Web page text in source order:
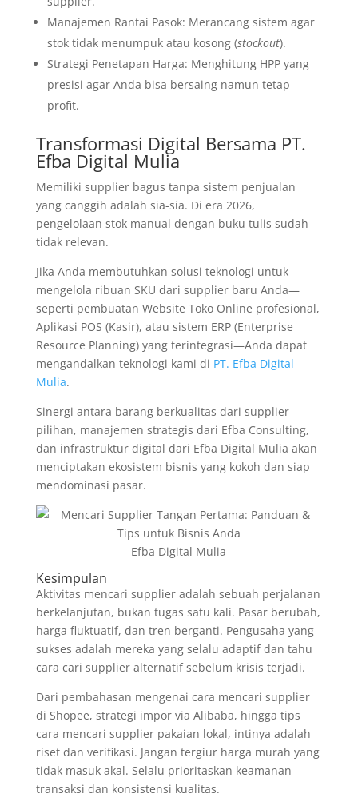
Manajemen Rantai Pasok: Merancang sistem agar
stok tidak menumpuk atau kosong (stockout).
Strategi Penetapan Harga: Menghitung HPP yang
presisi agar Anda bisa bersaing namun tetap
profit.
Transformasi Digital Bersama PT.
Efba Digital Mulia
Memiliki supplier bagus tanpa sistem penjualan
yang canggih adalah sia-sia. Di era 2026,
pengelolaan stok manual dengan buku tulis sudah
tidak relevan.
Jika Anda membutuhkan solusi teknologi untuk
mengelola ribuan SKU dari supplier baru Anda—
seperti pembuatan Website Toko Online profesional,
Aplikasi POS (Kasir), atau sistem ERP (Enterprise
Resource Planning) yang terintegrasi—Anda dapat
mengandalkan teknologi kami di PT. Efba Digital
Mulia.
Sinergi antara barang berkualitas dari supplier
pilihan, manajemen strategis dari Efba Consulting,
dan infrastruktur digital dari Efba Digital Mulia akan
menciptakan ekosistem bisnis yang kokoh dan siap
mendominasi pasar.
Efba Digital Mulia
Kesimpulan
Aktivitas mencari supplier adalah sebuah perjalanan
berkelanjutan, bukan tugas satu kali. Pasar berubah,
harga fluktuatif, dan tren berganti. Pengusaha yang
sukses adalah mereka yang selalu adaptif dan tahu
cara cari supplier alternatif sebelum krisis terjadi.
Dari pembahasan mengenai cara mencari supplier
di Shopee, strategi impor via Alibaba, hingga tips
cara mencari supplier pakaian lokal, intinya adalah
riset dan verifikasi. Jangan tergiur harga murah yang
tidak masuk akal. Selalu prioritaskan keamanan
transaksi dan konsistensi kualitas.